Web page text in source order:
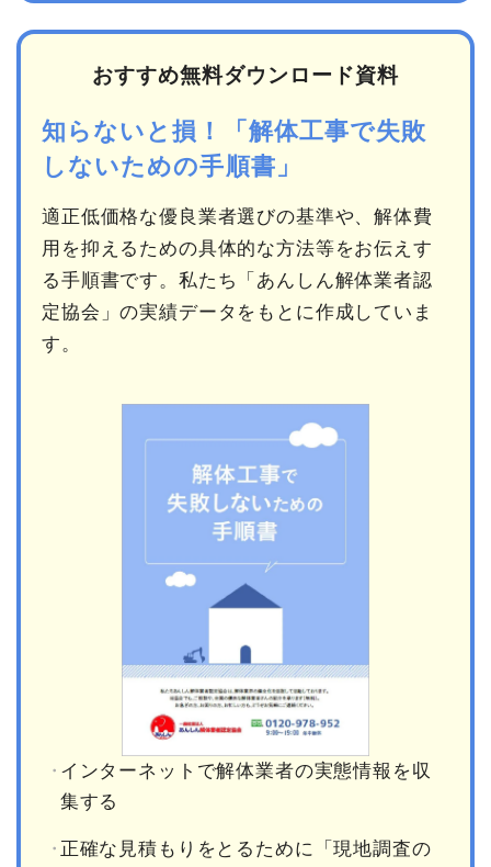
おすすめ無料ダウンロード資料
知らないと損！「解体工事で失敗
しないための手順書」
適正低価格な優良業者選びの基準や、解体費
用を抑えるための具体的な方法等をお伝えす
る手順書です。私たち「あんしん解体業者認
定協会」の実績データをもとに作成していま
す。
インターネットで解体業者の実態情報を収
集する
正確な見積もりをとるために「現地調査の